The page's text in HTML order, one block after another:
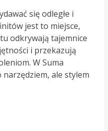
się odległe i
jest to miejsce,
odkrywają tajemnice
i przekazują
W Suma
ale stylem